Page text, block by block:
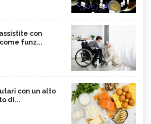
con
funz...
con un alto
di...